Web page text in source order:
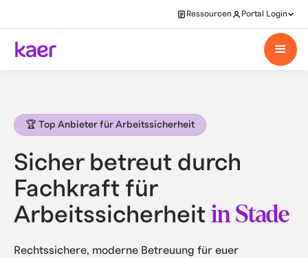
Ressourcen Portal Login
🏆 Top Anbieter für Arbeitssicherheit
Sicher betreut durch
Fachkraft für
Arbeitssicherheit in Stade
Rechtssichere, moderne Betreuung für euer